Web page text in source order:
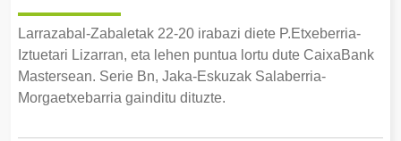
Larrazabal-Zabaletak 22-20 irabazi diete P.Etxeberria-
Iztuetari Lizarran, eta lehen puntua lortu dute CaixaBank
Mastersean. Serie Bn, Jaka-Eskuzak Salaberria-
Morgaetxebarria gainditu dituzte.